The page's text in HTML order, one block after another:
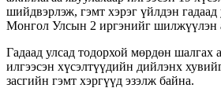
шийдвэрлэж, гэмт хэрэг үйлдэн гадаад
Монгол Улсын 2 иргэнийг шилжүүлэн
Гадаад улсад тодорхой мөрдөн шалгах
илгээсэн хүсэлтүүдийн дийлэнх
засгийн гэмт хэргүүд эзэлж байна.